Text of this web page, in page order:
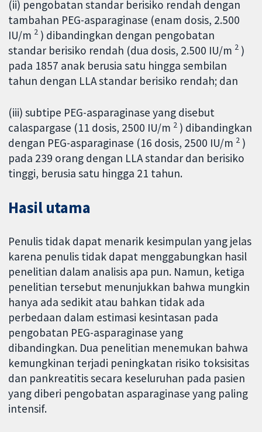
(ii) pengobatan standar berisiko rendah dengan
tambahan PEG-asparaginase (enam dosis, 2.500
IU/m 2 ) dibandingkan dengan pengobatan
standar berisiko rendah (dua dosis, 2.500 IU/m 2 )
pada 1857 anak berusia satu hingga sembilan
tahun dengan LLA standar berisiko rendah; dan
(iii) subtipe PEG-asparaginase yang disebut
calaspargase (11 dosis, 2500 IU/m 2 ) dibandingkan
dengan PEG-asparaginase (16 dosis, 2500 IU/m 2 )
pada 239 orang dengan LLA standar dan berisiko
tinggi, berusia satu hingga 21 tahun.
Hasil utama
Penulis tidak dapat menarik kesimpulan yang jelas
karena penulis tidak dapat menggabungkan hasil
penelitian dalam analisis apa pun. Namun, ketiga
penelitian tersebut menunjukkan bahwa mungkin
hanya ada sedikit atau bahkan tidak ada
perbedaan dalam estimasi kesintasan pada
pengobatan PEG-asparaginase yang
dibandingkan. Dua penelitian menemukan bahwa
kemungkinan terjadi peningkatan risiko toksisitas
dan pankreatitis secara keseluruhan pada pasien
yang diberi pengobatan asparaginase yang paling
intensif.